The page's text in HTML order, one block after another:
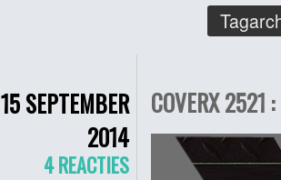
15 SEPTEMBER
2014
4 REACTIES
COVERX 2521